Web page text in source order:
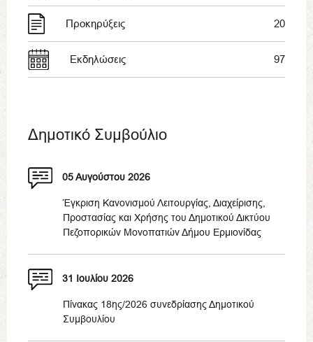
Προκηρύξεις 20
Εκδηλώσεις 97
Δημοτικό Συμβούλιο
05 Αυγούστου 2026
Έγκριση Κανονισμού Λειτουργίας, Διαχείρισης,
Προστασίας και Χρήσης του Δημοτικού Δικτύου
Πεζοπορικών Μονοπατιών Δήμου Ερμιονίδας
31 Ιουλίου 2026
Πίνακας 18ης/2026 συνεδρίασης Δημοτικού
Συμβουλίου